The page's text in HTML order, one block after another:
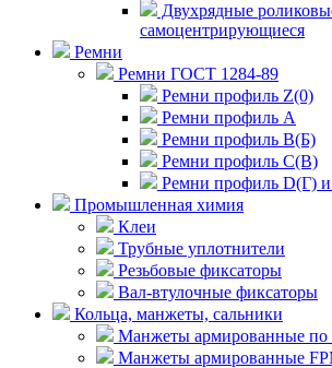
Двухрядные
самоцентрирующиеся
Ремни
Ремни ГОСТ 1284-89
Ремни профиль Z(0)
Ремни профиль А
Ремни профиль В(Б)
Ремни профиль С(В)
Ремни профиль D(Г)
Промышленная химия
Клеи
Трубные уплотнители
Резьбовые фиксаторы
Вал-втулочные фиксаторы
Кольца, манжеты, сальники
Манжеты армированные
Манжеты армированные